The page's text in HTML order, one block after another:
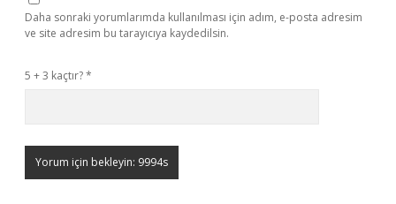
Daha sonraki yorumlarımda kullanılması için adım, e-posta adresim
ve site adresim bu tarayıcıya kaydedilsin.
5 + 3 kaçtır?*